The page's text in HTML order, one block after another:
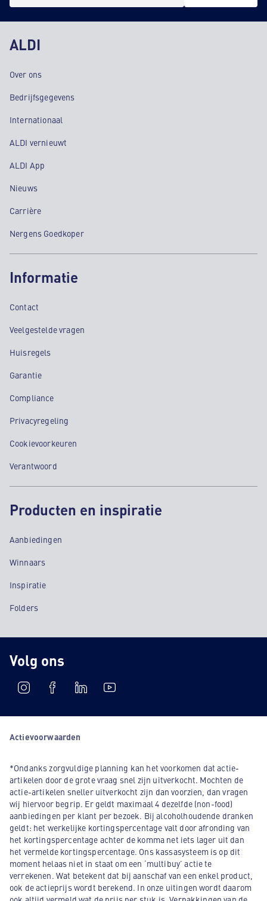
ALDI
Over ons
Bedrijfsgegevens
Internationaal
ALDI vernieuwt
ALDI App
Nieuws
Carrière
Nergens Goedkoper
Informatie
Contact
Veelgestelde vragen
Huisregels
Garantie
Compliance
Privacyregeling
Cookievoorkeuren
Verantwoord
Producten en inspiratie
Aanbiedingen
Winnaars
Inspiratie
Folders
Volg ons
Actievoorwaarden
*Ondanks zorgvuldige planning kan het voorkomen dat actie-
artikelen door de grote vraag snel zijn uitverkocht. Mochten de
actie-artikelen sneller uitverkocht zijn dan voorzien, dan vragen
wij hiervoor begrip. Er geldt maximaal 4 dezelfde (non-food)
aanbiedingen per klant per bezoek. Bij alcoholhoudende dranken
geldt: het werkelijke kortingspercentage valt door afronding van
het kortingspercentage achter de komma net iets lager uit dan
het vermelde kortingspercentage. Ons kassasysteem is op dit
moment helaas niet in staat om een ‘multibuy’ actie te
verrekenen. Wat betekent dat bij aanschaf van een enkel product,
ook de actieprijs wordt berekend. In onze uitingen wordt daarom